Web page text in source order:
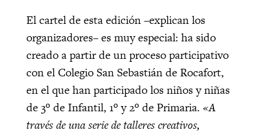
El cartel de esta edición –explican los
organizadores– es muy especial: ha sido
creado a partir de un proceso participativo
con el Colegio San Sebastián de Rocafort,
en el que han participado los niños y niñas
de 3º de Infantil, 1º y 2º de Primaria. «A
través de una serie de talleres creativos,